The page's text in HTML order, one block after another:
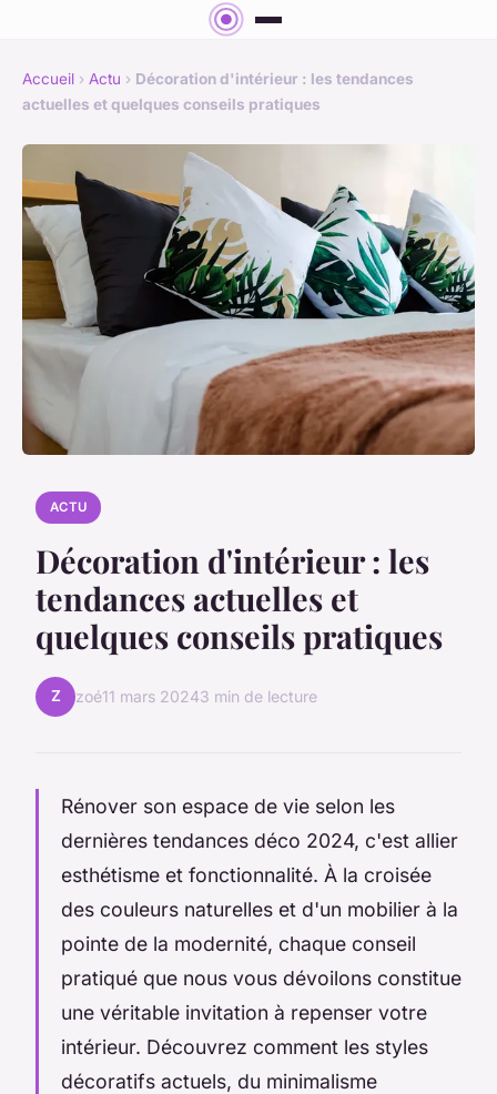
Accueil › Actu › Décoration d'intérieur : les tendances
actuelles et quelques conseils pratiques
ACTU
Décoration d'intérieur : les
tendances actuelles et
quelques conseils pratiques
Z zoé11 mars 20243 min de lecture
Rénover son espace de vie selon les
dernières tendances déco 2024, c'est allier
esthétisme et fonctionnalité. À la croisée
des couleurs naturelles et d'un mobilier à la
pointe de la modernité, chaque conseil
pratiqué que nous vous dévoilons constitue
une véritable invitation à repenser votre
intérieur. Découvrez comment les styles
décoratifs actuels, du minimalisme